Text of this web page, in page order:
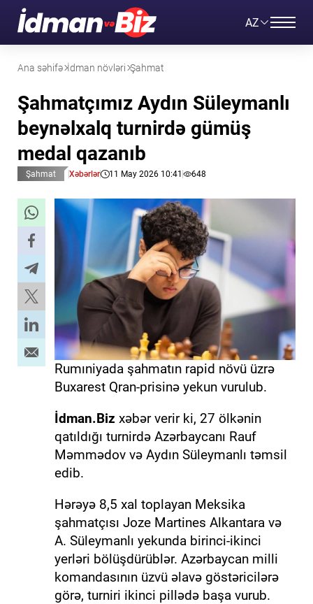
AZ
Ana səhifə İdman növləri Şahmat
Şahmatçımız Aydın Süleymanlı
beynəlxalq turnirdə gümüş
medal qazanıb
Şahmat Xəbərlər 11 May 2026 10:41 648
Rumıniyada şahmatın rapid növü üzrə
Buxarest Qran-prisinə yekun vurulub.
İdman.Biz xəbər verir ki, 27 ölkənin
qatıldığı turnirdə Azərbaycanı Rauf
Məmmədov və Aydın Süleymanlı təmsil
edib.
Hərəyə 8,5 xal toplayan Meksika
şahmatçısı Joze Martines Alkantara və
A. Süleymanlı yekunda birinci-ikinci
yerləri bölüşdürüblər. Azərbaycan milli
komandasının üzvü əlavə göstəricilərə
görə, turniri ikinci pillədə başa vurub.